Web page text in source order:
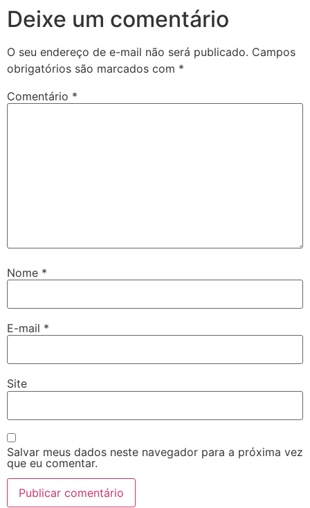
Deixe um comentário
O seu endereço de e-mail não será publicado. Campos
obrigatórios são marcados com *
Comentário *
Nome *
E-mail *
Site
Salvar meus dados neste navegador para a próxima vez
que eu comentar.